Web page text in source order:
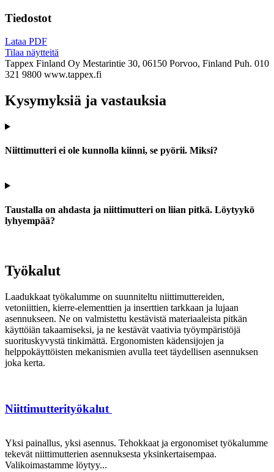
Tiedostot
Lataa PDF
Tilaa näytteitä
Tappex Finland Oy Mestarintie 30, 06150 Porvoo, Finland Puh. 010
321 9800 www.tappex.fi
Kysymyksiä ja vastauksia
Niittimutteri ei ole kunnolla kiinni, se pyörii. Miksi?
Taustalla on ahdasta ja niittimutteri on liian pitkä. Löytyykö
lyhyempää?
Työkalut
Laadukkaat työkalumme on suunniteltu niittimuttereiden,
vetoniittien, kierre-elementtien ja inserttien tarkkaan ja lujaan
asennukseen. Ne on valmistettu kestävistä materiaaleista pitkän
käyttöiän takaamiseksi, ja ne kestävät vaativia työympäristöjä
suorituskyvystä tinkimättä. Ergonomisten kädensijojen ja
helppokäyttöisten mekanismien avulla teet täydellisen asennuksen
joka kerta.
Niittimutterityökalut
Yksi painallus, yksi asennus. Tehokkaat ja ergonomiset työkalumme
tekevät niittimutterien asennuksesta yksinkertaisempaa.
Valikoimastamme löytyy...